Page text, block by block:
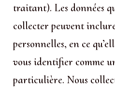
traitant). Les données
collecter peuvent
personnelles, en ce
vous identifier comme
particulière. Nous